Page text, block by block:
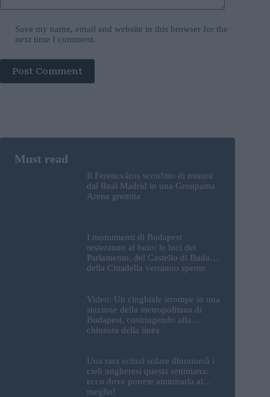
Save my name, email and website in this browser for the
next time I comment.
Post Comment
Il Ferencváros sconfitto di misura
dal Real Madrid in una Groupama
Arena gremita
I monumenti di Budapest
resteranno al buio: le luci del
Parlamento, del Castello di Buda e
della Cittadella verranno spente
Video: Un cinghiale irrompe in una
stazione della metropolitana di
Budapest, costringendo alla
chiusura della linea
Una rara eclissi solare illuminerà i
cieli ungheresi questa settimana:
ecco dove potrete ammirarla al
meglio!